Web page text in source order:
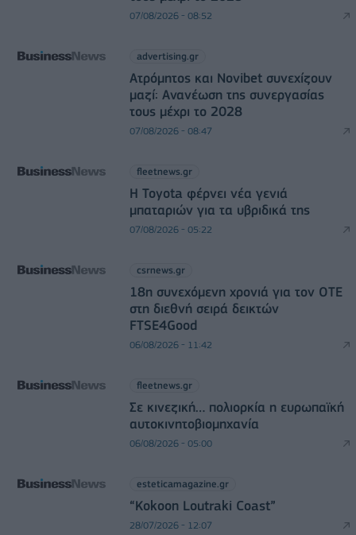
07/08/2026 - 08:52
advertising.gr
Ατρόμητος και Novibet συνεχίζουν
μαζί: Ανανέωση της συνεργασίας
τους μέχρι το 2028
07/08/2026 - 08:47
fleetnews.gr
Η Toyota φέρνει νέα γενιά
μπαταριών για τα υβριδικά της
07/08/2026 - 05:22
csrnews.gr
18η συνεχόμενη χρονιά για τον ΟΤΕ
στη διεθνή σειρά δεικτών
FTSE4Good
06/08/2026 - 11:42
fleetnews.gr
Σε κινεζική… πολιορκία η ευρωπαϊκή
αυτοκινητοβιομηχανία
06/08/2026 - 05:00
esteticamagazine.gr
“Kokoon Loutraki Coast”
28/07/2026 - 12:07